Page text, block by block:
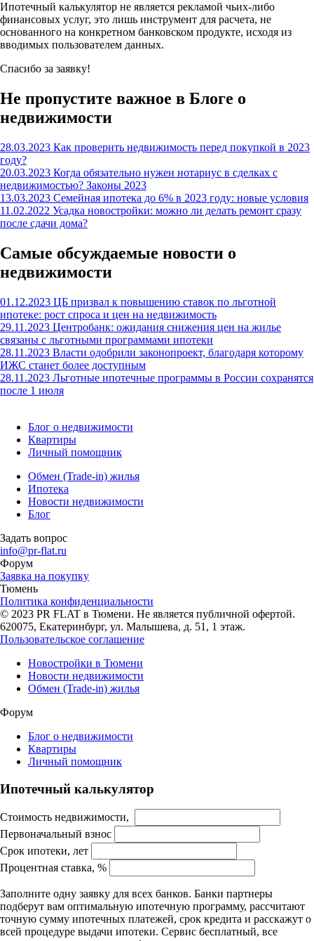
Ипотечный калькулятор не является рекламой чьих-либо
финансовых услуг, это лишь инструмент для расчета, не
основанного на конкретном банковском продукте, исходя из
вводимых пользователем данных.
Спасибо за заявку!
Не пропустите важное в Блоге о
недвижимости
28.03.2023 Как проверить недвижимость перед покупкой в 2023
году?
20.03.2023 Когда обязательно нужен нотариус в сделках с
недвижимостью? Законы 2023
13.03.2023 Семейная ипотека до 6% в 2023 году: новые условия
11.02.2022 Усадка новостройки: можно ли делать ремонт сразу
после сдачи дома?
Самые обсуждаемые новости о
недвижимости
01.12.2023 ЦБ призвал к повышению ставок по льготной
ипотеке: рост спроса и цен на недвижимость
29.11.2023 Центробанк: ожидания снижения цен на жилье
связаны с льготными программами ипотеки
28.11.2023 Власти одобрили законопроект, благодаря которому
ИЖС станет более доступным
28.11.2023 Льготные ипотечные программы в России сохранятся
после 1 июля
Блог о недвижимости
Квартиры
Личный помощник
Обмен (Trade-in) жилья
Ипотека
Новости недвижимости
Блог
Задать вопрос
info@pr-flat.ru
Форум
Заявка на покупку
Тюмень
Политика конфиденциальности
© 2023 PR FLAT в Тюмени. Не является публичной офертой.
620075, Екатеринбург, ул. Малышева, д. 51, 1 этаж.
Пользовательское соглашение
Новостройки в Тюмени
Новости недвижимости
Обмен (Trade-in) жилья
Форум
Блог о недвижимости
Квартиры
Личный помощник
Ипотечный калькулятор
Стоимость недвижимости,
Первоначальный взнос
Срок ипотеки, лет
Процентная ставка, %
Заполните одну заявку для всех банков. Банки партнеры
подберут вам оптимальную ипотечную программу, рассчитают
точную сумму ипотечных платежей, срок кредита и расскажут о
всей процедуре выдачи ипотеки. Сервис бесплатный, все